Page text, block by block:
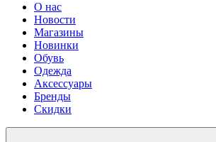
О нас
Новости
Магазины
Новинки
Обувь
Одежда
Аксессуары
Бренды
Скидки